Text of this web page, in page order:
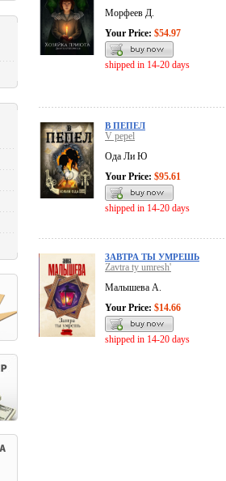
Морфеев Д.
Your Price: $54.97
shipped in 14-20 days
В ПЕПЕЛ
V pepel
Ода Ли Ю
Your Price: $95.61
shipped in 14-20 days
ЗАВТРА ТЫ УМРЕШЬ
Zavtra ty umresh'
Малышева А.
Your Price: $14.66
shipped in 14-20 days